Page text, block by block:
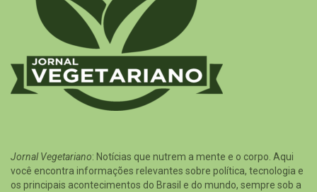
Jornal Vegetariano: Notícias que nutrem a mente e o corpo. Aqui
você encontra informações relevantes sobre política, tecnologia e
os principais acontecimentos do Brasil e do mundo, sempre sob a